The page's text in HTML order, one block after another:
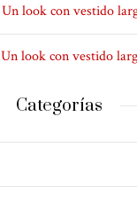
Un look con vestido
Un look con vestido
Categorías